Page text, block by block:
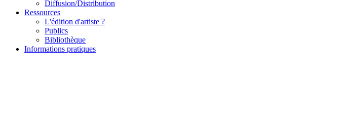
Diffusion/Distribution
Ressources
L'édition d'artiste ?
Publics
Bibliothèque
Informations pratiques